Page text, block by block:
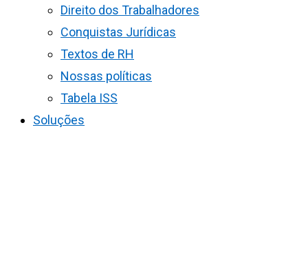
Direito dos Trabalhadores
Conquistas Jurídicas
Textos de RH
Nossas políticas
Tabela ISS
Soluções